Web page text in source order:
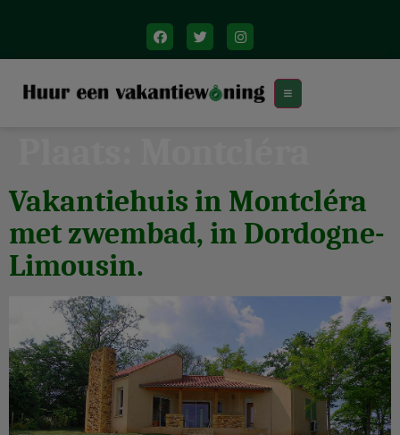
Vakantiehuis in Montcléra
met zwembad, in Dordogne-
Limousin.